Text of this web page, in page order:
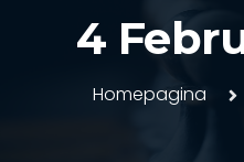
4
Homepagina